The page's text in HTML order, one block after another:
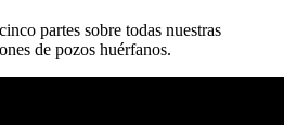
cinco partes sobre todas nuestras
de pozos huérfanos.